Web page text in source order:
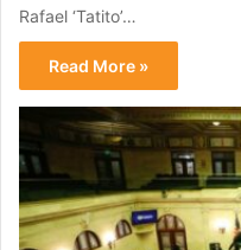
Rafael ‘Tatito’…
Read More »